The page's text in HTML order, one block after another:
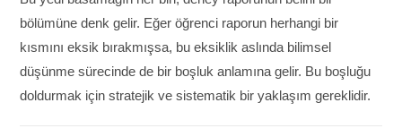
bölümüne denk gelir. Eğer öğrenci raporun herhangi bir
kısmını eksik bırakmışsa, bu eksiklik aslında bilimsel
düşünme sürecinde de bir boşluk anlamına gelir. Bu boşluğu
doldurmak için stratejik ve sistematik bir yaklaşım gereklidir.